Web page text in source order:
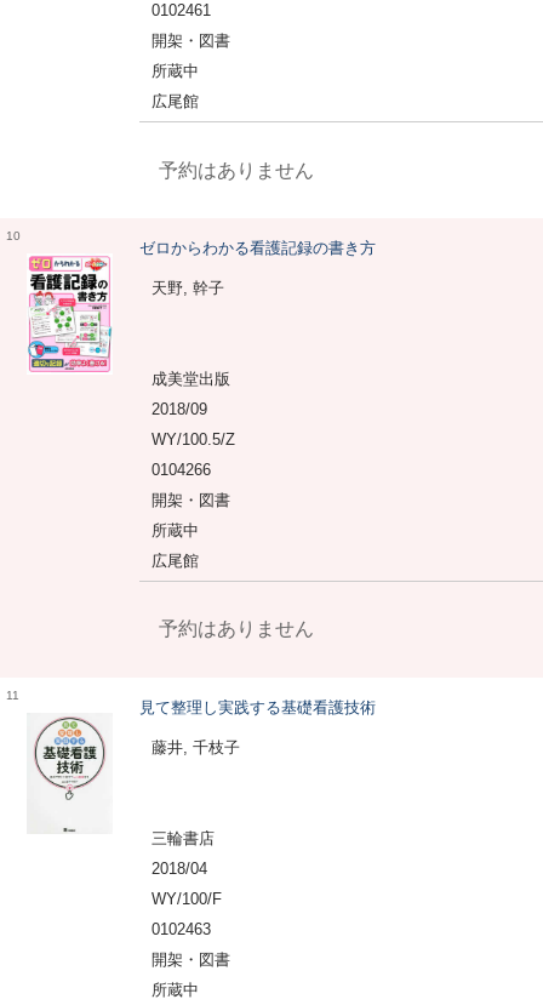
0102461
開架・図書
所蔵中
広尾館
予約はありません
10
ゼロからわかる看護記録の書き方
天野, 幹子
成美堂出版
2018/09
WY/100.5/Z
0104266
開架・図書
所蔵中
広尾館
予約はありません
11
見て整理し実践する基礎看護技術
藤井, 千枝子
三輪書店
2018/04
WY/100/F
0102463
開架・図書
所蔵中